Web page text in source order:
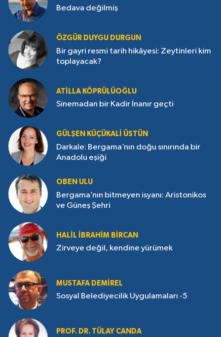
Bedava değilmiş
ÖZGÜR DUYGU DURGUN
Bir gayri resmi tarih hikâyesi: Zeytinleri kim
toplayacak?
ATILLA KÖPRÜLÜOĞLU
Sinemadan bir Kadir İnanır geçti
GÜLŞEN KÜÇÜKALI ÜSTÜN
Darkale: Bergama’nın doğu sınırında bir
Anadolu eşiği
OBEN ULU
Bergama’nın bitmeyen isyanı: Aristonikos
ve Güneş Şehri
HALIL İBRAHIM BIRCAN
Zirveye değil, kendine yürümek
MUSTAFA DEMIREL
Sosyal Belediyecilik Uygulamaları -5
PROF. DR. TÜLAY CANDA